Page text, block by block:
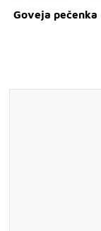
Goveja pečenka